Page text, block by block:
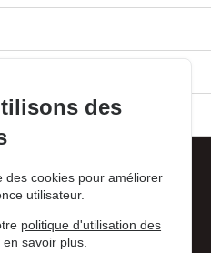
Signaler une erreur
Privacy policy
des
des cookies pour améliorer
utilisateur.
politique d'utilisation des
en savoir plus.